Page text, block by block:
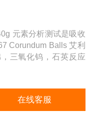
元素分析测试是吸收
Corundum Balls 艾利
三氧化钨，石英反应
在线客服